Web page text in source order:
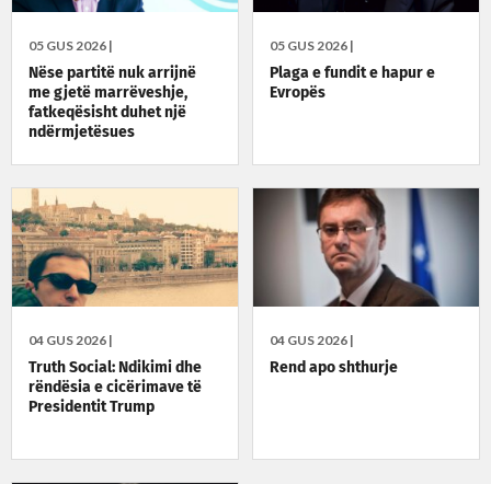
05 GUS 2026 |
Nëse partitë nuk arrijnë
me gjetë marrëveshje,
fatkeqësisht duhet një
ndërmjetësues
05 GUS 2026 |
Plaga e fundit e hapur e
Evropës
04 GUS 2026 |
Truth Social: Ndikimi dhe
rëndësia e cicërimave të
Presidentit Trump
04 GUS 2026 |
Rend apo shthurje